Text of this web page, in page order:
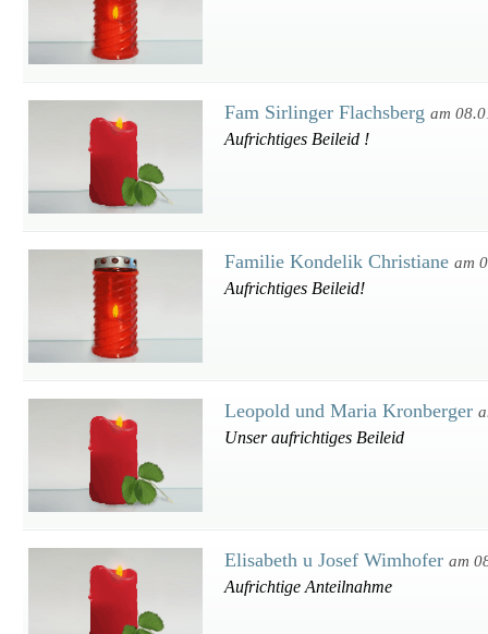
Fam Sirlinger Flachsberg am
Aufrichtiges Beileid !
Familie Kondelik Christiane am
Aufrichtiges Beileid!
Leopold und Maria Kronberger
Unser aufrichtiges Beileid
Elisabeth u Josef Wimhofer am
Aufrichtige Anteilnahme